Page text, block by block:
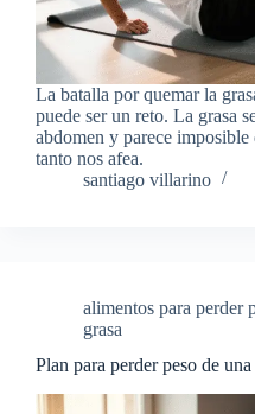
La batalla por quemar la
puede ser un reto. La grasa
abdomen y parece imposible
tanto nos afea.
santiago villarino
alimentos para perder
grasa
Plan para perder peso de una